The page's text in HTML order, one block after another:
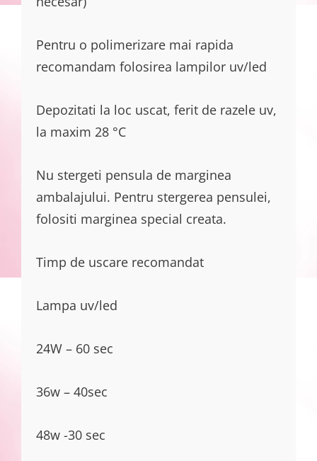
Pentru o polimerizare mai rapida
recomandam folosirea lampilor uv/led
Depozitati la loc uscat, ferit de razele uv,
la maxim 28 °C
Nu stergeti pensula de marginea
ambalajului. Pentru stergerea pensulei,
folositi marginea special creata.
Timp de uscare recomandat
Lampa uv/led
24W – 60 sec
36w – 40sec
48w -30 sec